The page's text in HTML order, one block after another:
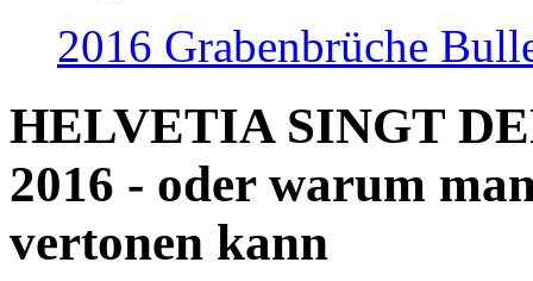
2016 Grabenbrüche
HELVETIA SINGT
2016 - oder warum
vertonen kann